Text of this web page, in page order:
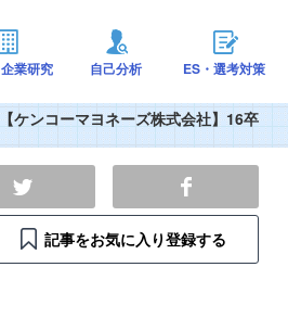
業研究 自己分析 ES・選考対策
ケンコーマヨネーズ株式会社】16卒
記事をお気に入り登録する